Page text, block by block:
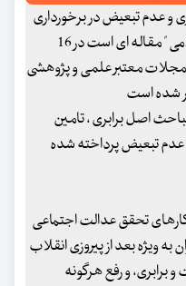
و عدم تبعیض در برخورداری
از تامین اجتماعی در حکومت اسلامی " مقاله ای است در 16
که در مجلات معتبر علمی و پژوهشی
شده است
اصل برابری ، تامین
عدم تبعیض پرداخته شده
تحقق عدالت اجتماعی
ویژه بعد از پیروزی انقلاب
و رفع هرگونه